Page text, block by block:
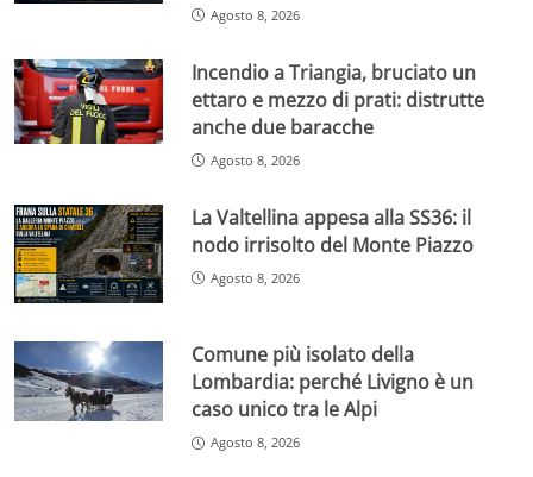
Agosto 8, 2026
Incendio a Triangia, bruciato un
ettaro e mezzo di prati: distrutte
anche due baracche
Agosto 8, 2026
La Valtellina appesa alla SS36: il
nodo irrisolto del Monte Piazzo
Agosto 8, 2026
Comune più isolato della
Lombardia: perché Livigno è un
caso unico tra le Alpi
Agosto 8, 2026